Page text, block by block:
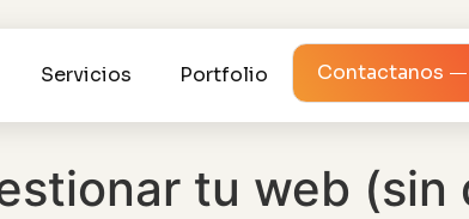
Servicios Portfolio Contactanos
tu web (sin